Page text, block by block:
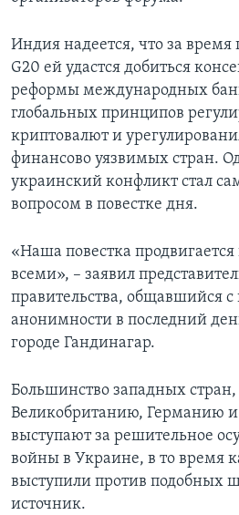
Индия надеется, что за время
G20 ей удастся добиться
реформы международных
глобальных принципов
криптовалют и
финансово уязвимых стран.
украинский конфликт стал
вопросом в повестке дня.
«Наша повестка
всеми», – заявил
правительства, общавшийся с
анонимности в последний
городе Гандинагар.
Большинство западных
Великобританию, Германию
выступают за решительное
войны в Украине, в то время
выступили против подобных
источник.